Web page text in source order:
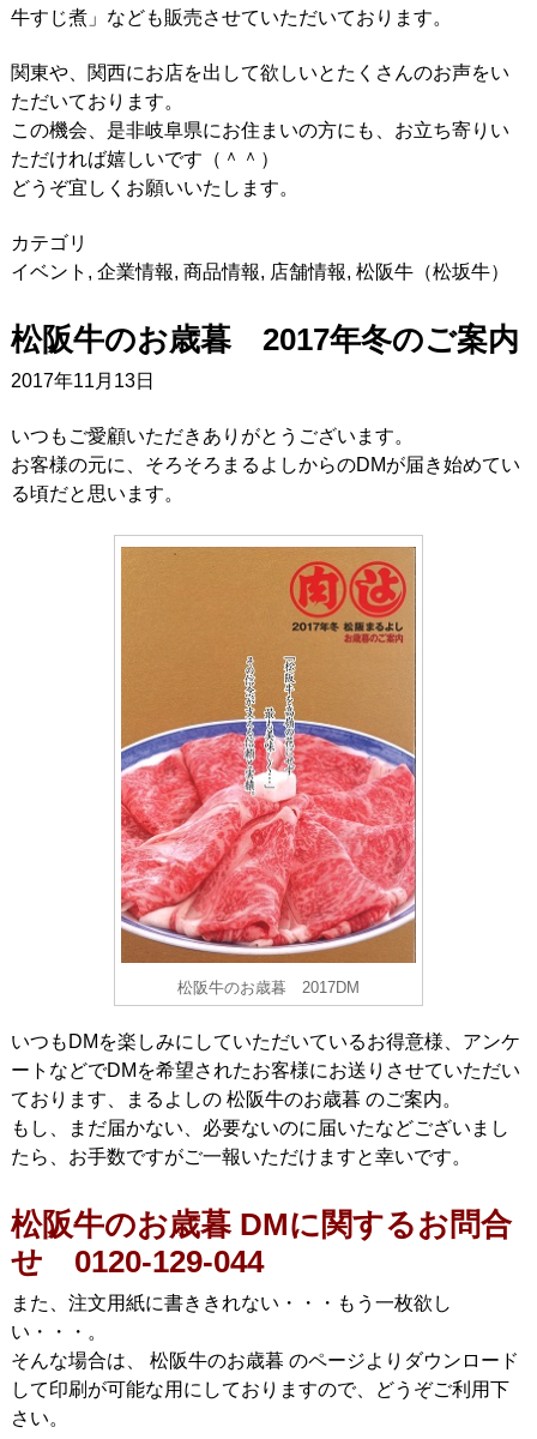
牛すじ煮」なども販売させていただいております。
関東や、関西にお店を出して欲しいとたくさんのお声をい
ただいております。
この機会、是非岐阜県にお住まいの方にも、お立ち寄りい
ただければ嬉しいです（＾＾）
どうぞ宜しくお願いいたします。
カテゴリ
イベント , 企業情報, 商品情報, 店舗情報, 松阪牛（松坂牛）
松阪牛のお歳暮 2017年冬のご案内
2017年11月13日
いつもご愛顧いただきありがとうございます。
お客様の元に、そろそろまるよしからのDMが届き始めてい
る頃だと思います。
松阪牛のお歳暮 2017DM
いつもDMを楽しみにしていただいているお得意様、アンケ
ートなどでDMを希望されたお客様にお送りさせていただい
ております、まるよしの 松阪牛のお歳暮 のご案内。
もし、まだ届かない、必要ないのに届いたなどございまし
たら、お手数ですがご一報いただけますと幸いです。
松阪牛のお歳暮 DMに関するお問合
せ 0120-129-044
また、注文用紙に書ききれない・・・もう一枚欲し
い・・・。
そんな場合は、 松阪牛のお歳暮 のページよりダウンロード
して印刷が可能な用にしておりますので、どうぞご利用下
さい。